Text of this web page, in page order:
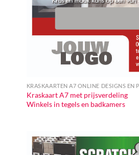
KRASKAARTEN A7 ONLINE DESIGNS EN
Kraskaart A7 met prijsverdeling
Winkels in tegels en badkamers